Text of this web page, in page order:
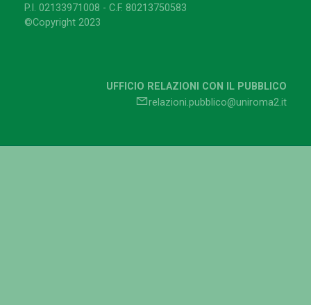
P.I. 02133971008 - C.F. 80213750583
©Copyright 2023
UFFICIO RELAZIONI CON IL PUBBLICO
relazioni.pubblico@uniroma2.it